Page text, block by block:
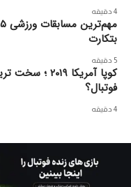
4 دقیقه
بتکارت
5 دقیقه
کوپا آمریکا
فوتبال؟
4 دقیقه